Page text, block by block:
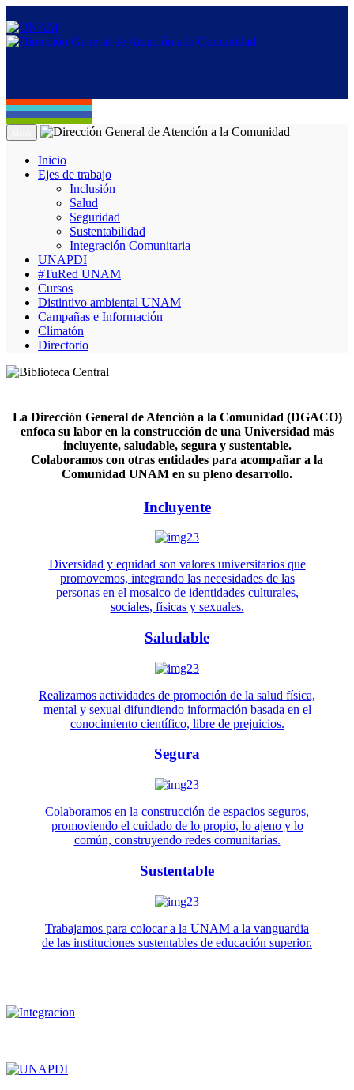
Inicio
Ejes de trabajo
Inclusión
Salud
Seguridad
Sustentabilidad
Integración Comunitaria
UNAPDI
#TuRed UNAM
Cursos
Distintivo ambiental UNAM
Campañas e Información
Climatón
Directorio
La Dirección General de Atención a la Comunidad (DGACO)
enfoca su labor en la construcción de una Universidad más
incluyente, saludable, segura y sustentable.
Colaboramos con otras entidades para acompañar a la
Comunidad UNAM en su pleno desarrollo.
Incluyente
Diversidad y equidad son valores universitarios que
promovemos, integrando las necesidades de las
personas en el mosaico de identidades culturales,
sociales, físicas y sexuales.
Saludable
Realizamos actividades de promoción de la salud física,
mental y sexual difundiendo información basada en el
conocimiento científico, libre de prejuicios.
Segura
Colaboramos en la construcción de espacios seguros,
promoviendo el cuidado de lo propio, lo ajeno y lo
común, construyendo redes comunitarias.
Sustentable
Trabajamos para colocar a la UNAM a la vanguardia
de las instituciones sustentables de educación superior.